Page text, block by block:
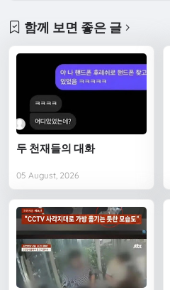
함께 보면 좋은 글
두 천재들의 대화
05 August, 2026